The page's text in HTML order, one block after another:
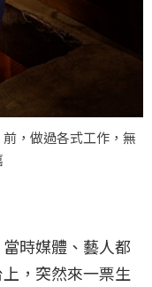
，做過各式工作，無
時媒體、藝人都
，突然來一票生